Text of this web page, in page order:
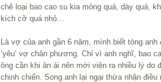
chê loại bao cao su kia mỏng quá, dày quá,
kích cỡ quá nhỏ…
Là vợ của anh gần 6 năm, mình biết tỏng
‘yêu’ vợ chân phương. Chỉ vì anh nghĩ, bao
ông cần khi ân ái nên mới viện ra nhiều lý do
chinh chiến. Song anh lại ngại thừa nhận